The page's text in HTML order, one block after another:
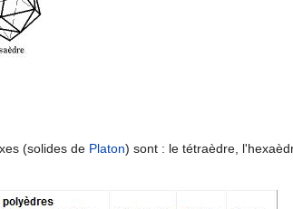
(solides de Platon) sont : le tétraèdre,